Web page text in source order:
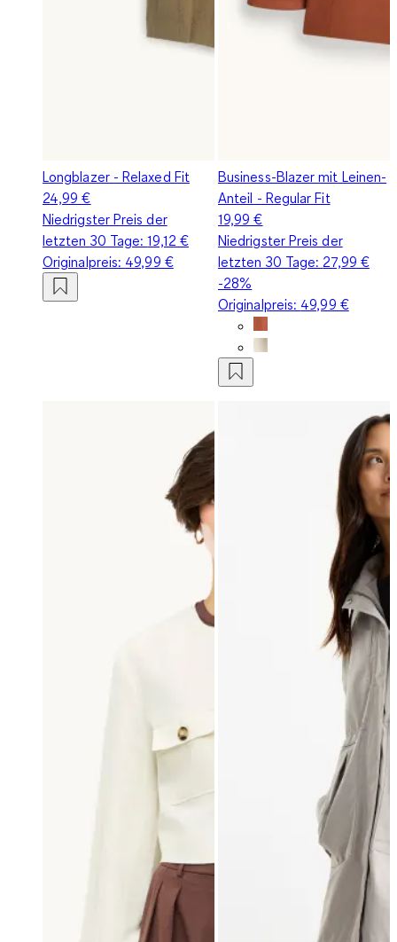
Longblazer - Relaxed Fit
24,99 €
Niedrigster Preis der
letzten 30 Tage:19,12 €
Originalpreis: 49,99 €
Business-Blazer mit Leinen-
Anteil - Regular Fit
19,99 €
Niedrigster Preis der
letzten 30 Tage: 27,99 €
-28%
Originalpreis: 49,99 €